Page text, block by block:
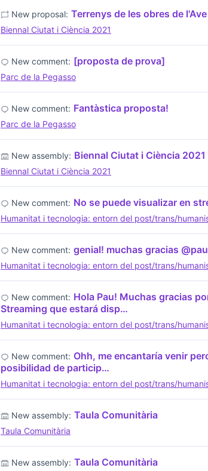
New proposal: Terrenys de les obres de
Biennal Ciutat i Ciència 2021
New comment: [proposta de prova]
Parc de la Pegasso
New comment: Fantàstica proposta!
Parc de la Pegasso
New assembly: Biennal Ciutat i Ciència 2021
Biennal Ciutat i Ciència 2021
New comment: No se puede visualizar en
Humanitat i tecnologia: entorn del post/trans/
New comment: genial! muchas gracias
Humanitat i tecnologia: entorn del post/trans/
New comment: Hola Pau! Muchas gracias
Streaming que estará disp…
Humanitat i tecnologia: entorn del post/trans/
New comment: Ohh, me encantaría venir
posibilidad de particip…
Humanitat i tecnologia: entorn del post/trans/
New assembly: Taula Comunitària
Taula Comunitària
New assembly: Taula Comunitària